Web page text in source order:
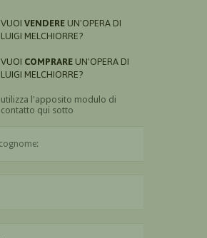
VUOI VENDERE UN'OPERA DI
LUIGI MELCHIORRE?
VUOI COMPRARE UN'OPERA DI
LUIGI MELCHIORRE?
utilizza l'apposito modulo di
contatto qui sotto